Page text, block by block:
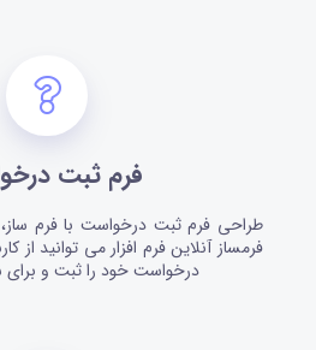
فرم ثبت
طراحی فرم ثبت درخواست با فرم ساز،
فرمساز آنلاین فرم افزار می توانید از
درخواست خود را ثبت و برای